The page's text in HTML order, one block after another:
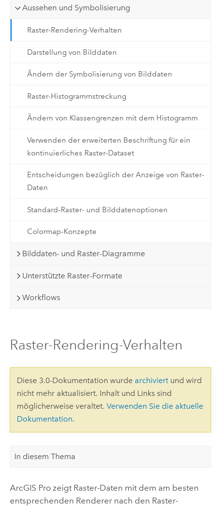
Aussehen und Symbolisierung
Raster-Rendering-Verhalten
Darstellung von Bilddaten
Ändern der Symbolisierung von Bilddaten
Raster-Histogrammstreckung
Ändern von Klassengrenzen mit dem Histogramm
Verwenden der erweiterten Beschriftung für ein
kontinuierliches Raster-Dataset
Entscheidungen bezüglich der Anzeige von Raster-
Daten
Standard-Raster- und Bilddatenoptionen
Colormap-Konzepte
Bilddaten- und Raster-Diagramme
Unterstützte Raster-Formate
Workflows
Raster-Rendering-Verhalten
Diese 3.0-Dokumentation wurde archiviertund wird
nicht mehr aktualisiert. Inhalt und Links sind
möglicherweise veraltet. Verwenden Sie die aktuelle
Dokumentation.
In diesem Thema
ArcGIS Prozeigt Raster-Daten mit dem am besten
entsprechenden Renderer nach den Raster-